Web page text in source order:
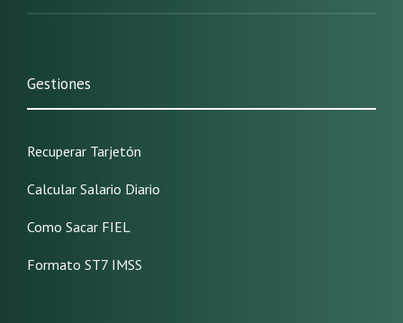
Gestiones
Recuperar Tarjetón
Calcular Salario Diario
Como Sacar FIEL
Formato ST7 IMSS